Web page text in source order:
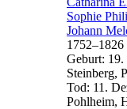
Sophie
Johann
1752–1826
Geburt: 19.
Steinberg,
Tod: 11.
Pohlheim,